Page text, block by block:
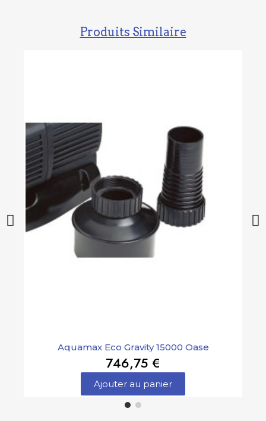
Produits Similaire
Aquamax Eco Gravity 15000 Oase
746,75 €
Ajouter au panier